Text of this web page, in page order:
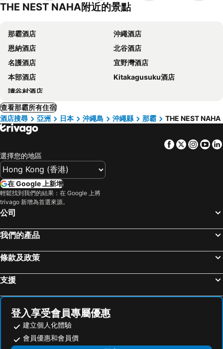
THE NEST NAHA附近的景點
那霸酒店
沖繩酒店
恩納酒店
北谷酒店
名護酒店
宜野灣酒店
本部酒店
Kitakagusuku酒店
讀谷村酒店
查看那霸所有住宿
酒店搜尋
亞洲 日本 沖繩島 沖繩縣 那霸 THE NEST NAHA
Facebook
Twitter
選擇您的地區
在 Google 上新增
輕鬆找到我們的結果：在 Google 上將
trivago 新增為首選來源。
公司
我們的產品
條款及政策
支援
登入享受會員專屬優惠
建立個人化體驗
會員優惠和會員價